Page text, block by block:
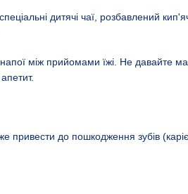
дитячі чаї, розбавлений
між прийомами їжі. Не давайте
привести до пошкодження зубів